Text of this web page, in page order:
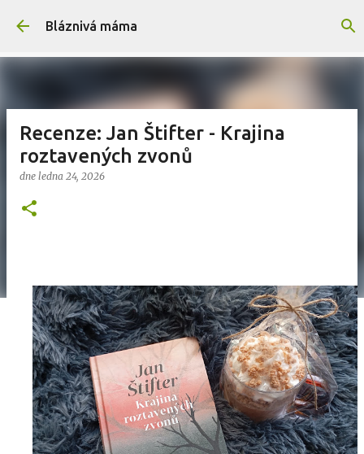
Přeskočit na hlavní obsah
Bláznivá máma
Recenze: Jan Štifter - Krajina
roztavených zvonů
dne ledna 24, 2026